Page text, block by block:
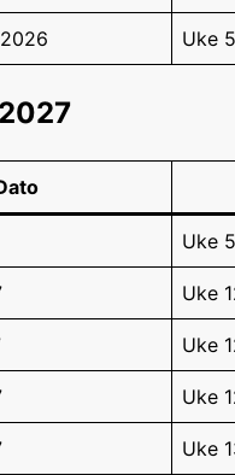
Uke
Uke
Uke
Uke
Uke
Uke